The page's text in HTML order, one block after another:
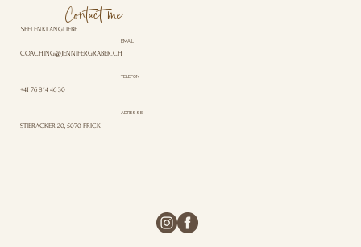
Contact me
SEELENKLANGLIEBE
EMAIL
COACHING@JENNIFERGRABER.CH
TELEFON
+41 76 814 46 30
ADRESSE
STIERACKER 20, 5070 FRICK